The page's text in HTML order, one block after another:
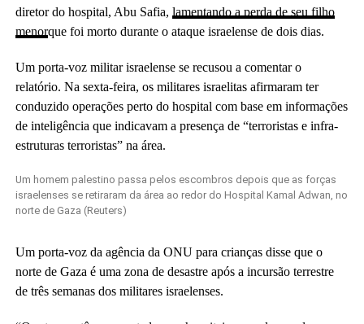
diretor do hospital, Abu Safia, lamentando a perda de seu filho
menorque foi morto durante o ataque israelense de dois dias.
Um porta-voz militar israelense se recusou a comentar o
relatório. Na sexta-feira, os militares israelitas afirmaram ter
conduzido operações perto do hospital com base em informações
de inteligência que indicavam a presença de “terroristas e infra-
estruturas terroristas” na área.
Um homem palestino passa pelos escombros depois que as forças
israelenses se retiraram da área ao redor do Hospital Kamal Adwan, no
norte de Gaza (Reuters)
Um porta-voz da agência da ONU para crianças disse que o
norte de Gaza é uma zona de desastre após a incursão terrestre
de três semanas dos militares israelenses.